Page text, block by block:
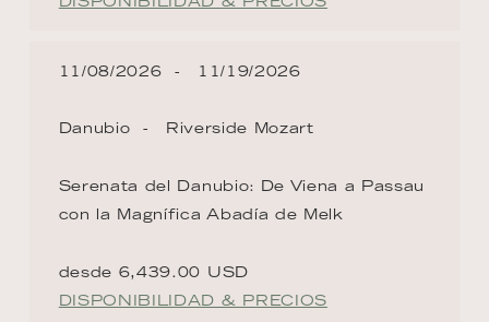
11/08/2026 11/19/2026
Danubio Riverside Mozart
Serenata del Danubio: De Viena a Passau
con la Magnífica Abadía de Melk
desde 6,439.00 USD
DISPONIBILIDAD & PRECIOS